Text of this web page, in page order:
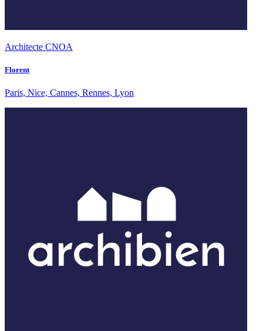
Architecte CNOA
Florent
Paris, Nice, Cannes, Rennes, Lyon